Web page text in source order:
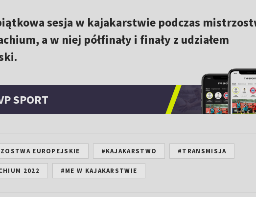
sesja w kajakarstwie podczas
a w niej półfinały i finały z udziałem
SPORT
EUROPEJSKIE #KAJAKARSTWO #TRANSMISJA
2022 #ME W KAJAKARSTWIE